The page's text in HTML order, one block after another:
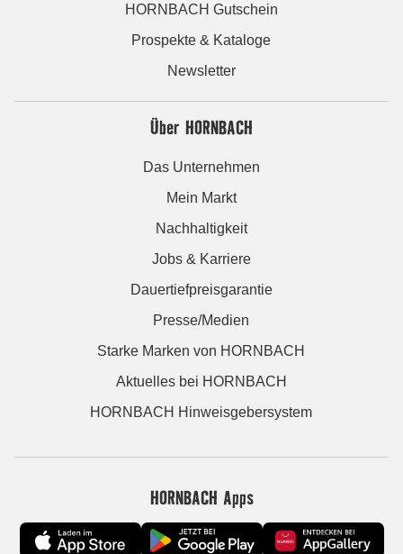
HORNBACH Gutschein
Prospekte & Kataloge
Newsletter
Über HORNBACH
Das Unternehmen
Mein Markt
Nachhaltigkeit
Jobs & Karriere
Dauertiefpreisgarantie
Presse/Medien
Starke Marken von HORNBACH
Aktuelles bei HORNBACH
HORNBACH Hinweisgebersystem
HORNBACH Apps